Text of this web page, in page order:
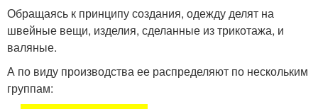
Обращаясь к принципу создания, одежду делят на
швейные вещи, изделия, сделанные из трикотажа, и
валяные.
А по виду производства ее распределяют по нескольким
группам: